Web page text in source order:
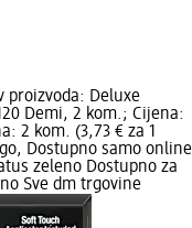
proizvoda: Deluxe
Demi, 2 kom.; Cijena:
2 kom. (3,73 € za 1
Dostupno samo online
zeleno Dostupno za
Sve dm trgovine